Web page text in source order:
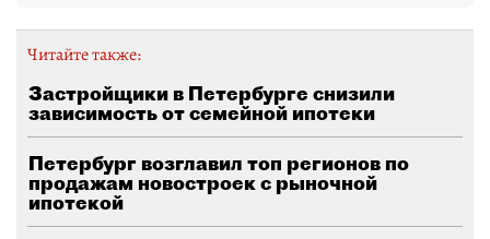
Читайте также:
Застройщики в Петербурге снизили
зависимость от семейной ипотеки
Петербург возглавил топ регионов по
продажам новостроек с рыночной
ипотекой